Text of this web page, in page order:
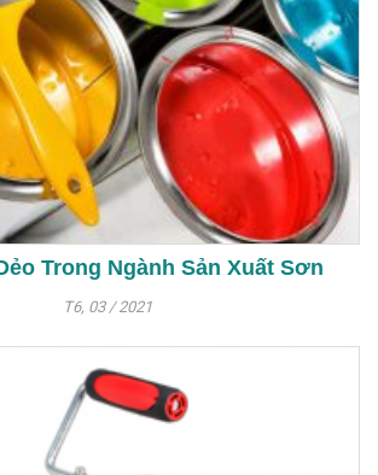
Trong Ngành Sản Xuất Sơn
T6, 03 / 2021